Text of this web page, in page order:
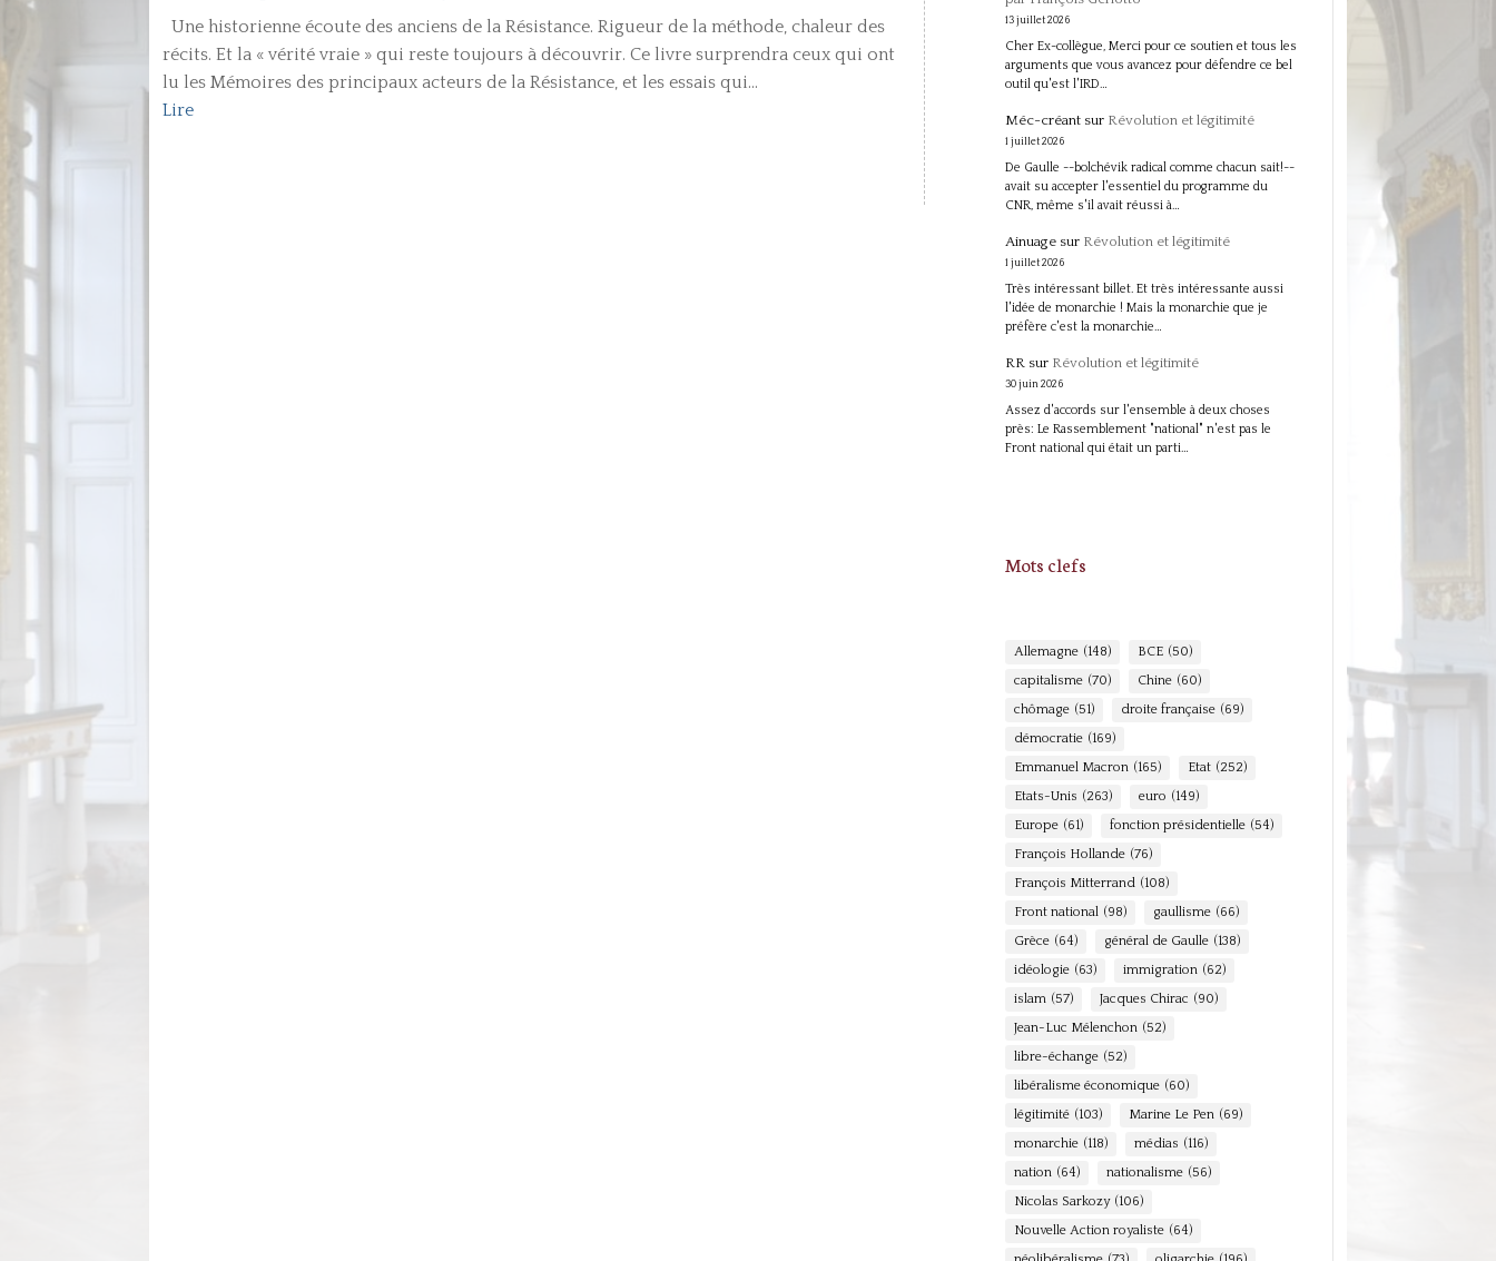
Une historienne écoute des anciens de la Résistance. Rigueur de la méthode, chaleur des
récits. Et la « vérité vraie » qui reste toujours à découvrir. Ce livre surprendra ceux qui ont
lu les Mémoires des principaux acteurs de la Résistance, et les essais qui...
Lire
13 juillet 2026
Cher Ex-collègue, Merci pour ce soutien et tous les
arguments que vous avancez pour défendre ce bel
outil qu'est l'IRD…
Méc-créantsur Révolution et légitimité
1 juillet 2026
De Gaulle --bolchévik radical comme chacun sait!--
avait su accepter l'essentiel du programme du
CNR, même s'il avait réussi à…
Ainuagesur Révolution et légitimité
1 juillet 2026
Très intéressant billet. Et très intéressante aussi
l'idée de monarchie ! Mais la monarchie que je
préfère c'est la monarchie…
RRsur Révolution et légitimité
30 juin 2026
Assez d'accords sur l'ensemble à deux choses
près: Le Rassemblement "national" n'est pas le
Front national qui était un parti…
Mots clefs
Allemagne (148) BCE (50)
capitalisme (70) Chine (60)
chômage (51) droite française (69)
démocratie (169)
Emmanuel Macron (165) Etat (252)
Etats-Unis (263) euro (149)
Europe (61) fonction présidentielle (54)
François Hollande (76)
François Mitterrand (108)
Front national (98) gaullisme (66)
Grèce (64) général de Gaulle (138)
idéologie (63) immigration (62)
islam (57) Jacques Chirac (90)
Jean-Luc Mélenchon (52)
libre-échange (52)
libéralisme économique (60)
légitimité (103) Marine Le Pen (69)
monarchie (118) médias (116)
nation (64) nationalisme (56)
Nicolas Sarkozy (106)
Nouvelle Action royaliste (64)